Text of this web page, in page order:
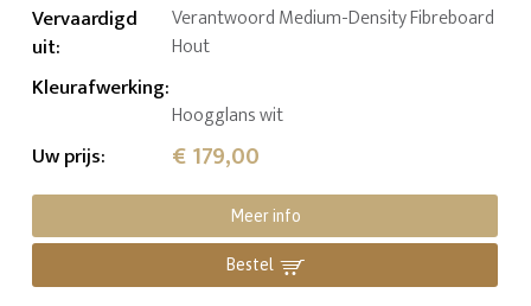
Vervaardigd
uit:
Verantwoord Medium-Density Fibreboard
Hout
Kleurafwerking:
Hoogglans wit
Uw prijs: € 179,00
Meer info
Bestel